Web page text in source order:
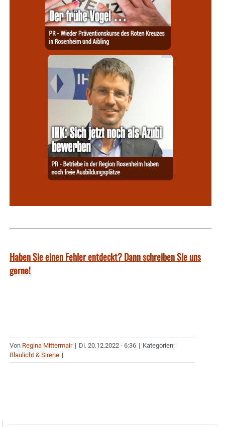
Haben Sie einen Fehler entdeckt? Dann schreiben Sie uns
gerne!
Von Regina Mittermair | Di. 20.12.2022 - 6:36 | Kategorien:
Blaulicht & Sirene |